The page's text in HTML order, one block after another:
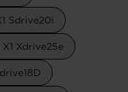
Sdrive20i
X1 Xdrive25e